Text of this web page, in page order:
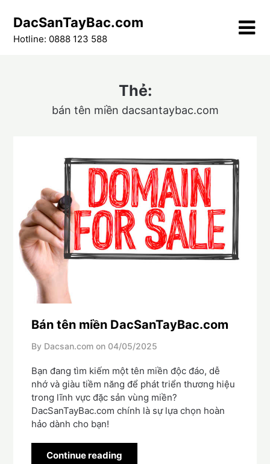
content
DacSanTayBac.com
Hotline: 0888 123 588
Thẻ:
bán tên miền dacsantaybac.com
Bán tên miền DacSanTayBac.com
By Dacsan.com on 04/05/2025
Bạn đang tìm kiếm một tên miền độc đáo, dễ
nhớ và giàu tiềm năng để phát triển thương hiệu
trong lĩnh vực đặc sản vùng miền?
DacSanTayBac.com chính là sự lựa chọn hoàn
hảo dành cho bạn!
Continue reading